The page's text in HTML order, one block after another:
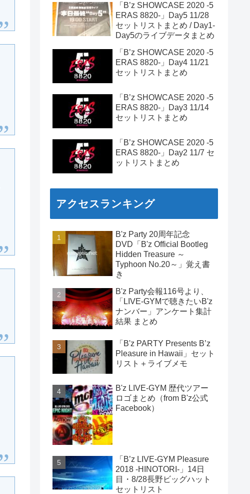
「B’z SHOWCASE 2020 -5
ERAS 8820-」Day5 11/28
セットリストまとめ / Day1-
Day5のライブデータまとめ
「B’z SHOWCASE 2020 -5
ERAS 8820-」Day4 11/21
セットリストまとめ
「B’z SHOWCASE 2020 -5
ERAS 8820-」Day3 11/14
セットリストまとめ
「B’z SHOWCASE 2020 -5
ERAS 8820-」Day2 11/7 セ
ットリストまとめ
アクセスランキング
B'z Party 20周年記念
DVD「B'z Official Bootleg
Hidden Treasure ～
Typhoon No.20～」覚え書
き
B'z Party会報116号より、
「LIVE-GYMで聴きたいB'z
ナンバー」アンケート集計
結果 まとめ
「B'z PARTY Presents B’z
Pleasure in Hawaii」セット
リスト＋ライブメモ
B'z LIVE-GYM 歴代ツアー
ロゴまとめ（from B'z公式
Facebook）
「B’z LIVE-GYM Pleasure
2018 -HINOTORI-」14日
目・8/28長野ビッグハット
セットリスト